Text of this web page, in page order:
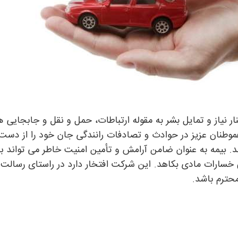
نیاز و تمایل بشر به مقوله ارتباطات، حمل و نقل و
عزیز در حوادث و تصادفات رانندگی جان خود را از
بیمه به عنوان ضامن آرامش و تأمین امنیت خاطر می
خسارات مادی بکاهد. این شرکت افتخار دارد در راستای
باشد.